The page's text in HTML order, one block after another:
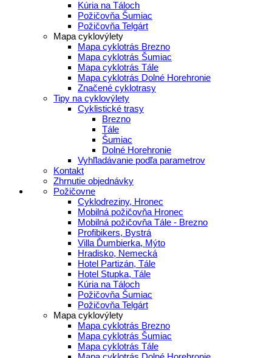
Kúria na Táloch
Požičovňa Šumiac
Požičovňa Telgárt
Mapa cyklovýlety
Mapa cyklotrás Brezno
Mapa cyklotrás Šumiac
Mapa cyklotrás Tále
Mapa cyklotrás Dolné Horehronie
Značené cyklotrasy
Tipy na cyklovýlety
Cyklistické trasy
Brezno
Tále
Šumiac
Dolné Horehronie
Vyhľladávanie podľa parametrov
Kontakt
Zhrnutie objednávky
Požičovne
Cyklodreziny, Hronec
Mobilná požičovňa Hronec
Mobilná požičovňa Tále - Brezno
Profibikers, Bystrá
Villa Ďumbierka, Mýto
Hradisko, Nemecká
Hotel Partizán, Tále
Hotel Stupka, Tále
Kúria na Táloch
Požičovňa Šumiac
Požičovňa Telgárt
Mapa cyklovýlety
Mapa cyklotrás Brezno
Mapa cyklotrás Šumiac
Mapa cyklotrás Tále